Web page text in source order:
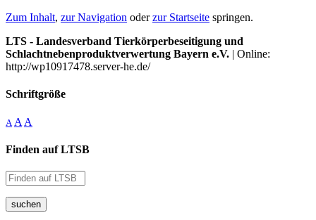
Zum Inhalt, zur Navigation oderzur Startseite springen.
LTS - Landesverband Tierkörperbeseitigung und
Schlachtnebenproduktverwertung Bayern e.V. | Online:
http://wp10917478.server-he.de/
Schriftgröße
A A A
Finden auf LTSB
suchen